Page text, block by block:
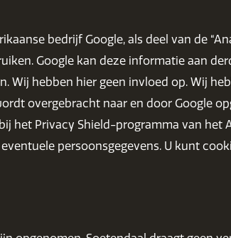
bedrijf Google, als deel van de
Google kan deze informatie aan
Wij hebben hier geen invloed op. Wij
overgebracht naar en door Google
het Privacy Shield-programma van
persoonsgegevens. U kunt